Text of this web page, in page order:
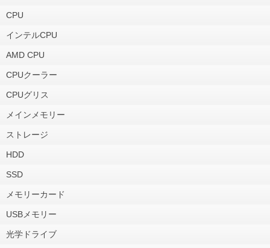
CPU
インテルCPU
AMD CPU
CPUクーラー
CPUグリス
メインメモリー
ストレージ
HDD
SSD
メモリーカード
USBメモリー
光学ドライブ